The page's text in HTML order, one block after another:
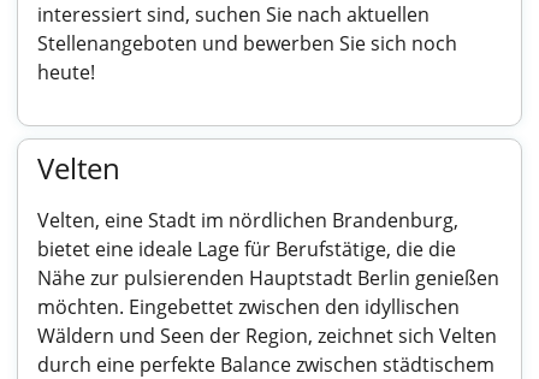
interessiert sind, suchen Sie nach aktuellen
Stellenangeboten und bewerben Sie sich noch
heute!
Velten
Velten, eine Stadt im nördlichen Brandenburg,
bietet eine ideale Lage für Berufstätige, die die
Nähe zur pulsierenden Hauptstadt Berlin genießen
möchten. Eingebettet zwischen den idyllischen
Wäldern und Seen der Region, zeichnet sich Velten
durch eine perfekte Balance zwischen städtischem